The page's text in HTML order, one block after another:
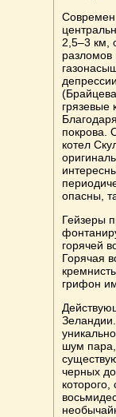
2,5–3 км,
разломов
грязевые
покрова.
котел
опасны,
Гейзеры
горячей
Горячая
грифон
шум пара,
черных